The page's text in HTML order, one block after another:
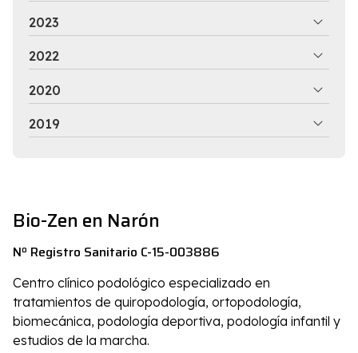
2023
2022
2020
2019
Bio-Zen en Narón
Nº Registro Sanitario C-15-003886
Centro clínico podológico especializado en
tratamientos de quiropodología, ortopodología,
biomecánica, podología deportiva, podología infantil y
estudios de la marcha.